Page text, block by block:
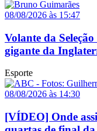
08/08/2026 às 15:47
Volante da
gigante da
Esporte
08/08/2026 às 14:30
[VÍDEO] Onde